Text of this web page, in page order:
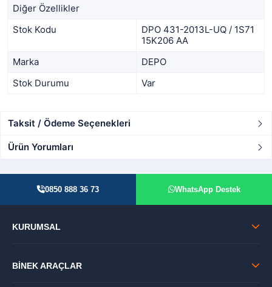
Diğer Özellikler
Stok Kodu
DPO 431-2013L-UQ / 1S71
15K206 AA
Marka
DEPO
Stok Durumu
Var
Taksit / Ödeme Seçenekleri
Ürün Yorumları
0850 888 36 73 WhatsApp Destek
KURUMSAL
BİNEK ARAÇLAR